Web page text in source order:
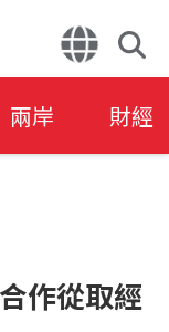
兩岸 財經
作從取經